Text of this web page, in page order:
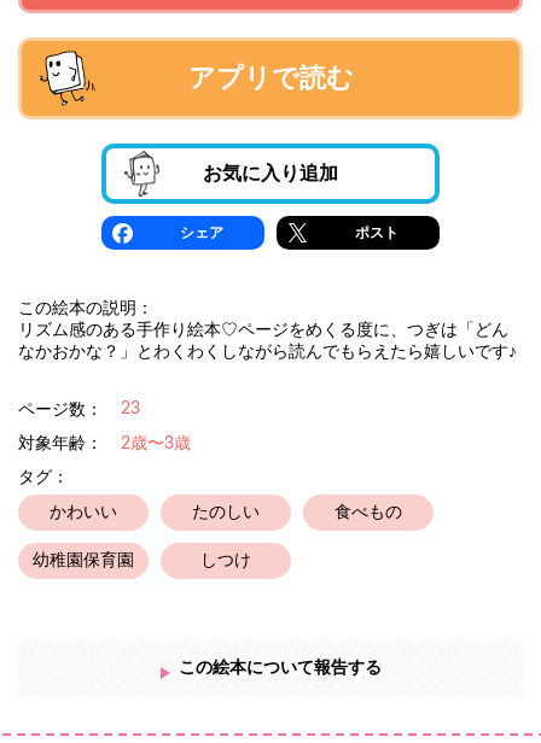
アプリで読む
お気に入り追加
シェア ポスト
この絵本の説明：
リズム感のある手作り絵本♡ページをめくる度に、つぎは「どん
なかおかな？」とわくわくしながら読んでもらえたら嬉しいです♪
ページ数： 23
対象年齢：
2歳〜3歳
タグ：
かわいい たのしい 食べもの
幼稚園保育園 しつけ
この絵本について報告する